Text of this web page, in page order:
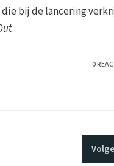
die bij de lancering
.
0